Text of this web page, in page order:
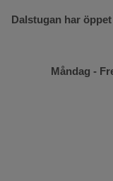
Dalstugan har
Måndag -